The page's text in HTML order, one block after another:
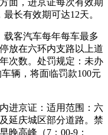
长有效期可达12天。
载客汽车每年每车最多
放在六环内支路以上道
次数。处罚规定：未办
辆，将面临罚款100元
进京证：适用范围：六
延庆城区部分道路。禁
晚高峰（7：00-9：